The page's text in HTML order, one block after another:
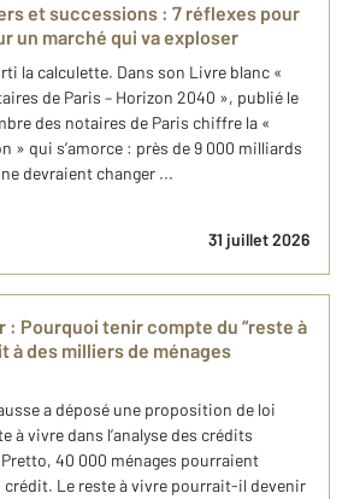
et successions : 7 réflexes pour
un marché qui va exploser
la calculette. Dans son Livre blanc «
de Paris – Horizon 2040 », publié le
des notaires de Paris chiffre la «
» qui s’amorce : près de 9 000 milliards
devraient changer ...
31 juillet 2026
: Pourquoi tenir compte du “reste à
à des milliers de ménages
a déposé une proposition de loi
à vivre dans l’analyse des crédits
40 000 ménages pourraient
crédit. Le reste à vivre pourrait-il devenir